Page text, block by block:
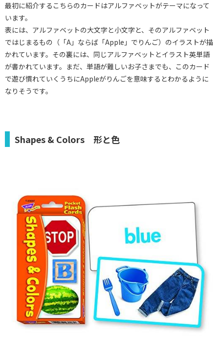
最初に紹介するこちらのカードはアルファベットがテーマになって
います。
表には、アルファベットの大文字と小文字と、そのアルファベット
ではじまるもの（「A」ならば「Apple」でりんご）のイラストが描
かれています。その裏には、同じアルファベットとイラスト英単語
が書かれています。まだ、単語が難しいお子さまでも、このカード
で遊び慣れていくうちにAppleがりんごを意味するとわかるように
なりそうです。
Shapes & Colors 形と色